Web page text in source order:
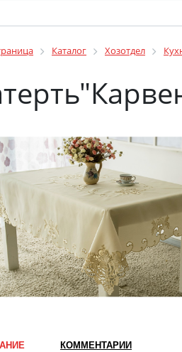
Каталог Хозотдел
КОММЕНТАРИИ